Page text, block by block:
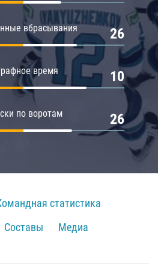
вбрасывания 26
время 10
по воротам 26
статистика
Составы
Медиа